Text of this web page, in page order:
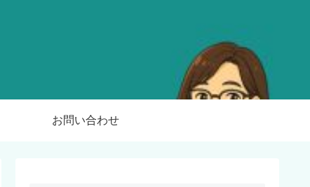
お問い合わせ